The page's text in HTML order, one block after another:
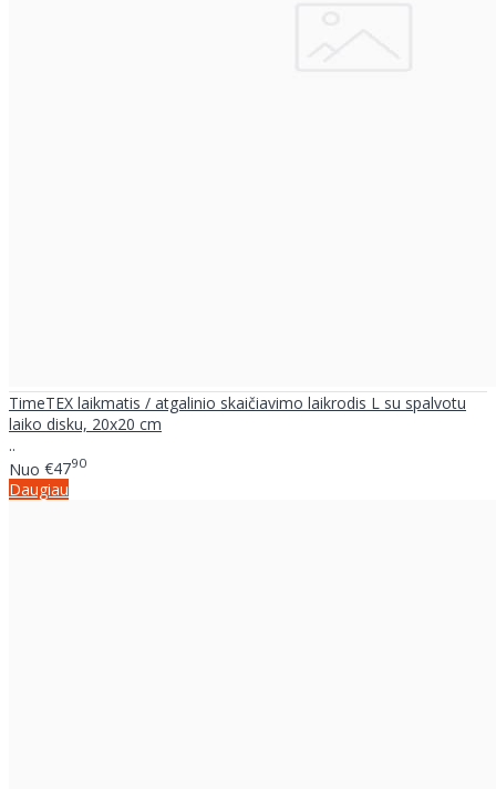
TimeTEX laikmatis / atgalinio skaičiavimo laikrodis L su spalvotu
laiko disku, 20x20 cm
..
Nuo €4790
Daugiau